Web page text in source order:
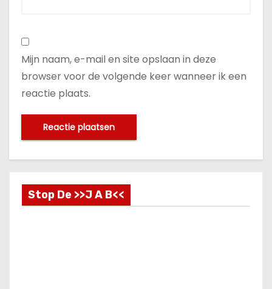
Mijn naam, e-mail en site opslaan in deze
browser voor de volgende keer wanneer ik een
reactie plaats.
Stop De >>J A B<<